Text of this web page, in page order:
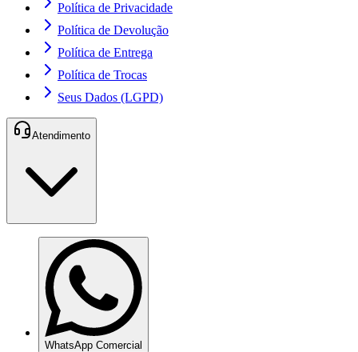
Política de Privacidade
Política de Devolução
Política de Entrega
Política de Trocas
Seus Dados (LGPD)
Atendimento
WhatsApp Comercial